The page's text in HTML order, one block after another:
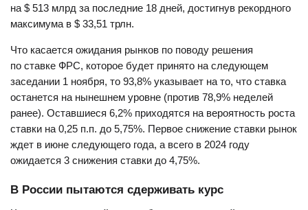
на $ 513 млрд за последние 18 дней, достигнув рекордного
максимума в $ 33,51 трлн.
Что касается ожидания рынков по поводу решения
по ставке ФРС, которое будет принято на следующем
заседании 1 ноября, то 93,8% указывает на то, что ставка
останется на нынешнем уровне (против 78,9% неделей
ранее). Оставшиеся 6,2% приходятся на вероятность роста
ставки на 0,25 п.п. до 5,75%. Первое снижение ставки рынок
ждет в июне следующего года, а всего в 2024 году
ожидается 3 снижения ставки до 4,75%.
В России пытаются сдерживать курс